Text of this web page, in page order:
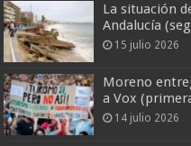
La situación
Andalucía
15 julio 2026
Moreno
a Vox
14 julio 2026